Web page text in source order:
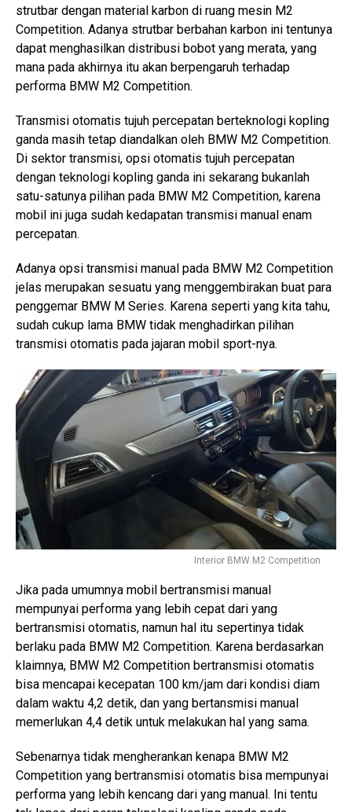
strutbar dengan material karbon di ruang mesin M2
Competition. Adanya strutbar berbahan karbon ini tentunya
dapat menghasilkan distribusi bobot yang merata, yang
mana pada akhirnya itu akan berpengaruh terhadap
performa BMW M2 Competition.
Transmisi otomatis tujuh percepatan berteknologi kopling
ganda masih tetap diandalkan oleh BMW M2 Competition.
Di sektor transmisi, opsi otomatis tujuh percepatan
dengan teknologi kopling ganda ini sekarang bukanlah
satu-satunya pilihan pada BMW M2 Competition, karena
mobil ini juga sudah kedapatan transmisi manual enam
percepatan.
Adanya opsi transmisi manual pada BMW M2 Competition
jelas merupakan sesuatu yang menggembirakan buat para
penggemar BMW M Series. Karena seperti yang kita tahu,
sudah cukup lama BMW tidak menghadirkan pilihan
transmisi otomatis pada jajaran mobil sport-nya.
Interior BMW M2 Competition
Jika pada umumnya mobil bertransmisi manual
mempunyai performa yang lebih cepat dari yang
bertransmisi otomatis, namun hal itu sepertinya tidak
berlaku pada BMW M2 Competition. Karena berdasarkan
klaimnya, BMW M2 Competition bertransmisi otomatis
bisa mencapai kecepatan 100 km/jam dari kondisi diam
dalam waktu 4,2 detik, dan yang bertansmisi manual
memerlukan 4,4 detik untuk melakukan hal yang sama.
Sebenarnya tidak mengherankan kenapa BMW M2
Competition yang bertransmisi otomatis bisa mempunyai
performa yang lebih kencang dari yang manual. Ini tentu